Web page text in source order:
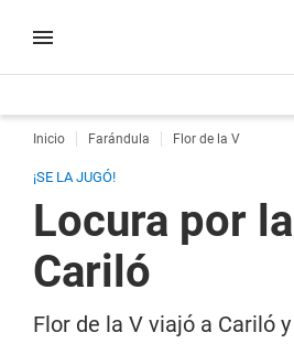
Inicio Farándula Flor de la V
¡SE LA JUGÓ!
Locura por
Cariló
Flor de la V viajó a Cariló